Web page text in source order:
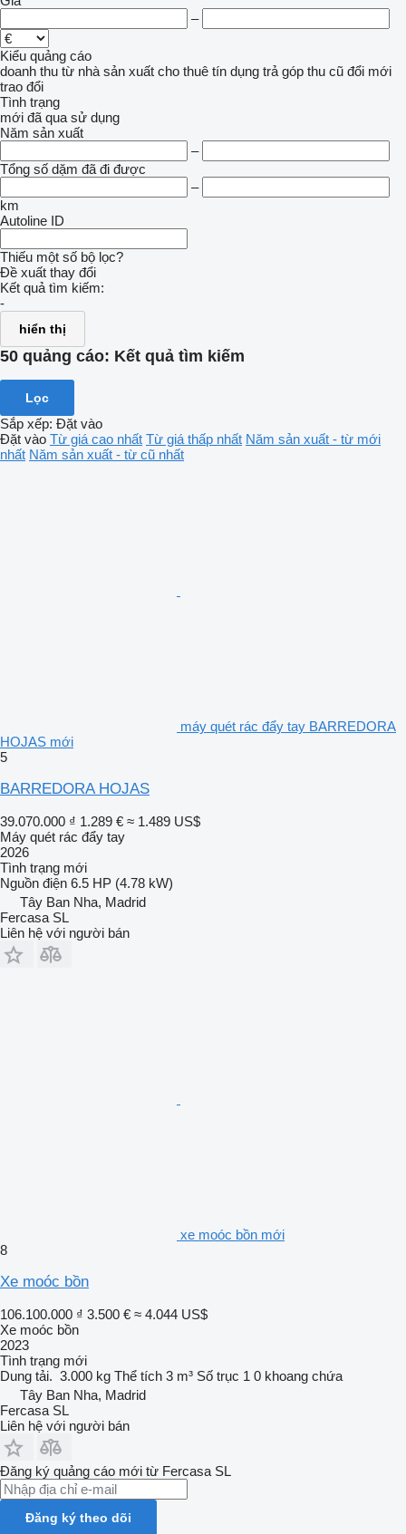
–
Kiểu quảng cáo
doanh thu từ nhà sản xuất cho thuê tín dụng trả góp thu cũ đổi mới
trao đổi
Tình trạng
mới đã qua sử dụng
Năm sản xuất
–
Tổng số dặm đã đi được
–
km
Autoline ID
Thiếu một số bộ lọc?
Đề xuất thay đổi
Kết quả tìm kiếm:
-
hiển thị
50 quảng cáo: Kết quả tìm kiếm
Lọc
Sắp xếp: Đặt vào
Đặt vào Từ giá cao nhất Từ giá thấp nhất Năm sản xuất - từ mới
nhất Năm sản xuất - từ cũ nhất
máy quét rác đẩy tay BARREDORA
HOJAS mới
5
BARREDORA HOJAS
39.070.000 ₫ 1.289 € ≈ 1.489 US$
Máy quét rác đẩy tay
2026
Tình trạng mới
Nguồn điện 6.5 HP (4.78 kW)
Tây Ban Nha, Madrid
Fercasa SL
Liên hệ với người bán
xe moóc bồn mới
8
Xe moóc bồn
106.100.000 ₫ 3.500 € ≈ 4.044 US$
Xe moóc bồn
2023
Tình trạng mới
Dung tải. 3.000 kg Thể tích 3 m³ Số trục 1 0 khoang chứa
Tây Ban Nha, Madrid
Fercasa SL
Liên hệ với người bán
Đăng ký quảng cáo mới từ Fercasa SL
Đăng ký theo dõi